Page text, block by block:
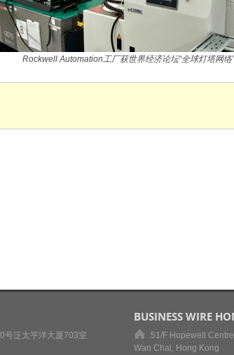
Rockwell Automation工厂获世界经济论坛“全球灯塔网络
号泛太平洋大厦703室
BUSINESS WIRE
51/F Hopewell
Wan Chai, Hong Kong